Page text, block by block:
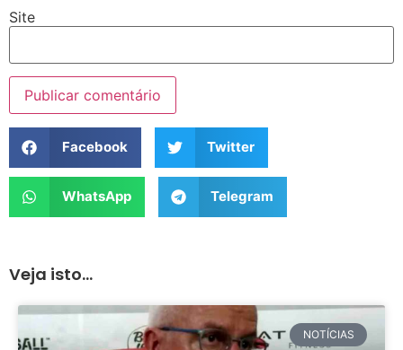
Site
Facebook Twitter
WhatsApp Telegram
Veja isto...
NOTÍCIAS